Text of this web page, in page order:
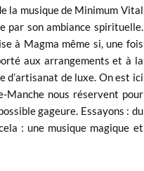
la musique de Minimum Vital
par son ambiance spirituelle.
à Magma même si, une fois
aux arrangements et à la
de luxe. On est ici
Manche nous réservent pour
gageure. Essayons : du
: une musique magique et